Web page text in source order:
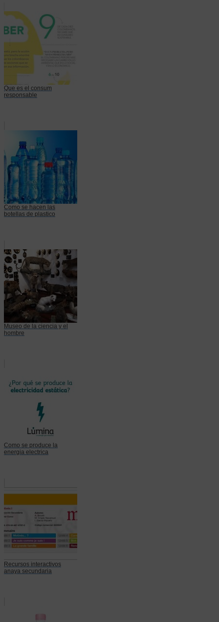
Que es el consum
responsable
Como se hacen las
botellas de plastico
Museo de la ciencia y el
hombre
Como se produce la
energia electrica
Recursos interactivos
anaya secundaria